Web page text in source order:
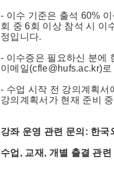
- 이수 기준은 출석 60%
회 중 6회 이상 참석 시 이
정입니다.
- 이수증은 필요하신 분에
이메일(cfle@hufs.ac.kr)
- 수업 시작 전 강의계획서
강의계획서가 현재 준비
강좌 운영 관련 문의: 한
수업, 교재, 개별 출결 관